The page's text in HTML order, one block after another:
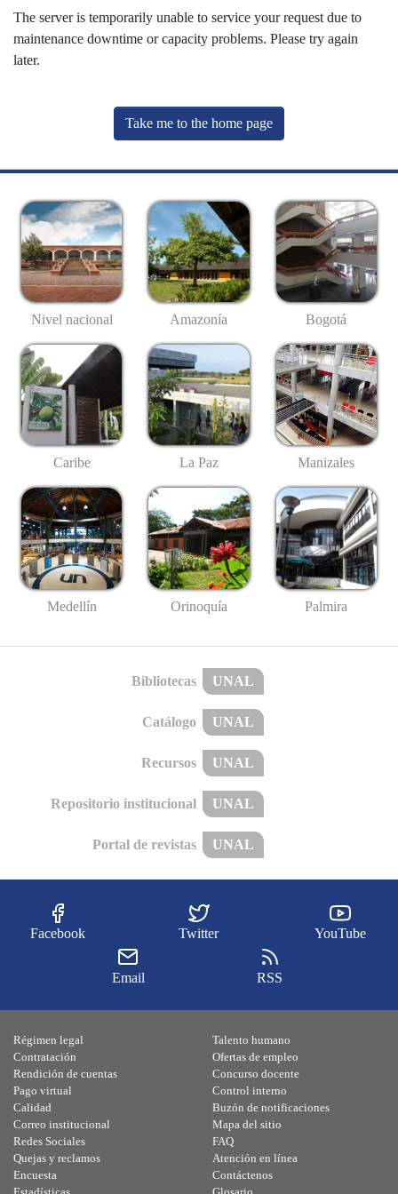
The server is temporarily unable to service your request due to
maintenance downtime or capacity problems. Please try again
later.
Take me to the home page
Nivel nacional Amazonía Bogotá
Caribe La Paz Manizales
Medellín Orinoquía Palmira
Bibliotecas UNAL
Catálogo UNAL
Recursos UNAL
Repositorio institucional UNAL
Portal de revistas UNAL
Facebook Twitter YouTube
Email RSS
Régimen legal
Contratación
Rendición de cuentas
Pago virtual
Calidad
Talento humano
Ofertas de empleo
Concurso docente
Control interno
Buzón de notificaciones
Correo institucional
Redes Sociales
Quejas y reclamos
Encuesta
Mapa del sitio
FAQ
Atención en línea
Contáctenos